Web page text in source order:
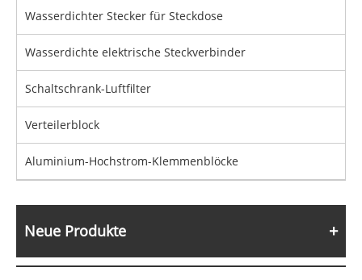
Wasserdichter Stecker für Steckdose
Wasserdichte elektrische Steckverbinder
Schaltschrank-Luftfilter
Verteilerblock
Aluminium-Hochstrom-Klemmenblöcke
Neue Produkte